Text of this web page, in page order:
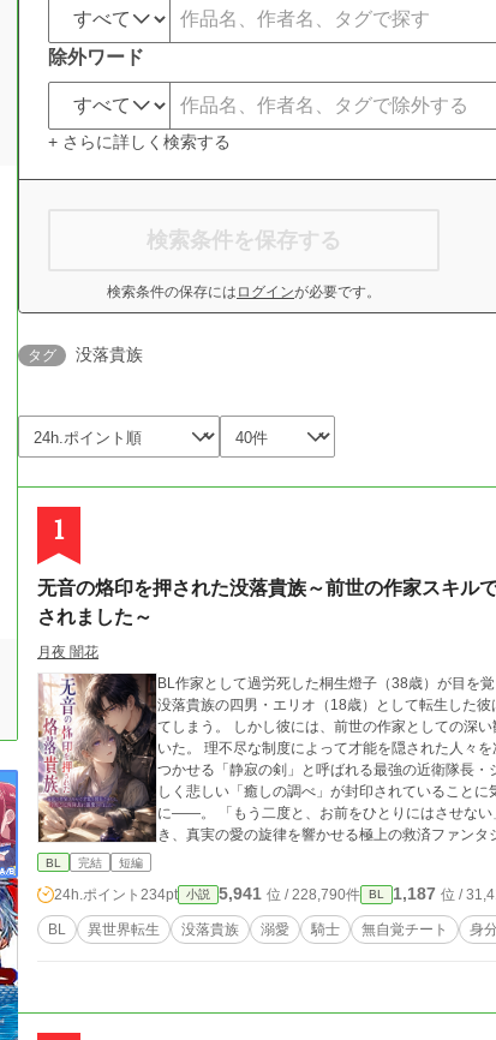
除外ワード
+ さらに詳しく検索する
検索条件を保存する
検索条件の保存には ログインが必要です。
タグ 没落貴族
1
无音の烙印を押された没落貴族～前世の作家スキル
されました～
月夜 闇花
BL作家として過労死した桐生燈子（38歳）が目を
没落貴族の四男・エリオ（18歳）として転生した
てしまう。 しかし彼には、前世の作家としての深
いた。 理不尽な制度によって才能を隠された人々
つかせる「静寂の剣」と呼ばれる最強の近衛隊長
しく悲しい「癒しの調べ」が封印されていること
に――。 「もう二度と、お前をひとりにはさせな
き、真実の愛の旋律を響かせる極上の救済ファンタ
BL 完結 短編
24h.ポイント 234pt 小説 5,941 位 / 228,790件 BL 1,187 位 /
BL 異世界転生 没落貴族 溺愛 騎士 無自覚チート 身